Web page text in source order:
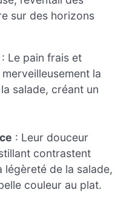
sur des horizons
: Le pain frais et
la
salade, créant un
: Leur douceur
contrastent
légèreté de la salade,
couleur au plat.